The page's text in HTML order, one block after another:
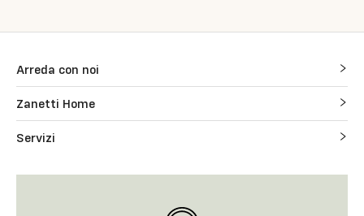
Arreda con noi
Zanetti Home
Servizi